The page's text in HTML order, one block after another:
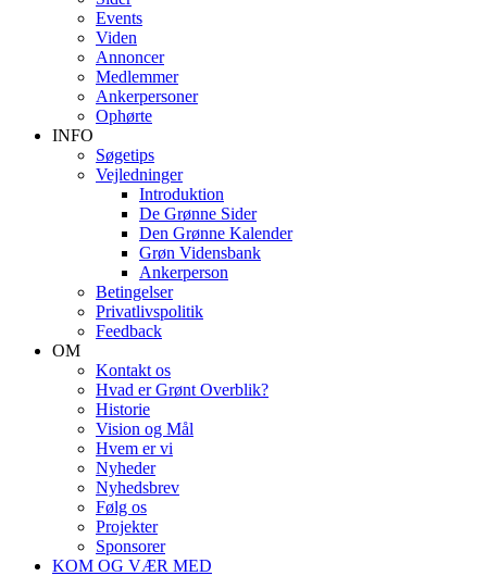
Events
Viden
Annoncer
Medlemmer
Ankerpersoner
Ophørte
INFO
Søgetips
Vejledninger
Introduktion
De Grønne Sider
Den Grønne Kalender
Grøn Vidensbank
Ankerperson
Betingelser
Privatlivspolitik
Feedback
OM
Kontakt os
Hvad er Grønt Overblik?
Historie
Vision og Mål
Hvem er vi
Nyheder
Nyhedsbrev
Følg os
Projekter
Sponsorer
KOM OG VÆR MED